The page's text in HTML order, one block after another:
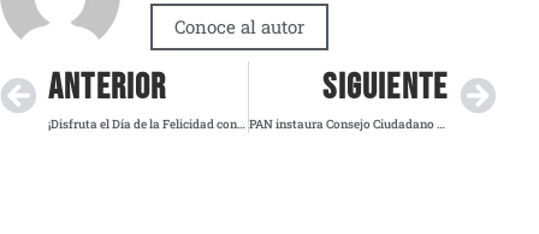
Conoce al autor
ANTERIOR
¡Disfruta el Día de la Felicidad con una dona! Te decimos dónde y celebra que México está en el Top 10 de felicidad
SIGUIENTE
PAN instaura Consejo Ciudadano en Sinaloa y demanda renuncia del gobernador por crisis de violencia